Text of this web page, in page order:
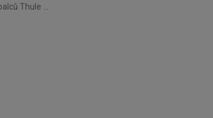
Batoh na notebook do 16 palců Thule Chasm 26L – černý